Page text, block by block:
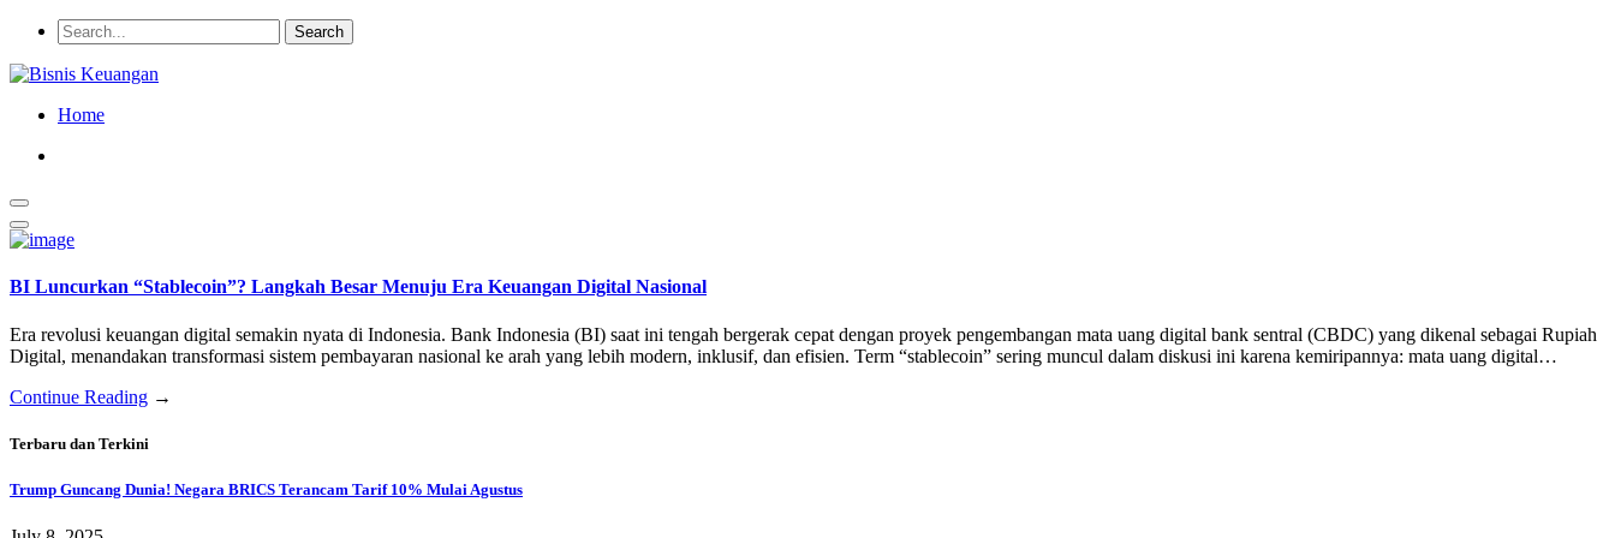
Home
BI Luncurkan “Stablecoin”? Langkah Besar Menuju Era Keuangan Digital Nasional
Era revolusi keuangan digital semakin nyata di Indonesia. Bank Indonesia (BI) saat ini tengah bergerak cepat dengan proyek pengembangan mata uang digital bank sentral (CBDC) yang dikenal sebagai Rupiah
Digital, menandakan transformasi sistem pembayaran nasional ke arah yang lebih modern, inklusif, dan efisien. Term “stablecoin” sering muncul dalam diskusi ini karena kemiripannya: mata uang digital…
Continue Reading →
Terbaru dan Terkini
Trump Guncang Dunia! Negara BRICS Terancam Tarif 10% Mulai Agustus